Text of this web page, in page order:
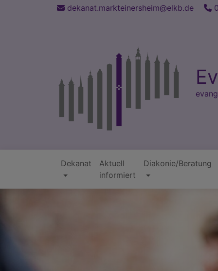
dekanat.markteinersheim@elkb.de
Hauptnavigation
Dekanat
Aktuell
informiert
Diakonie/Beratung